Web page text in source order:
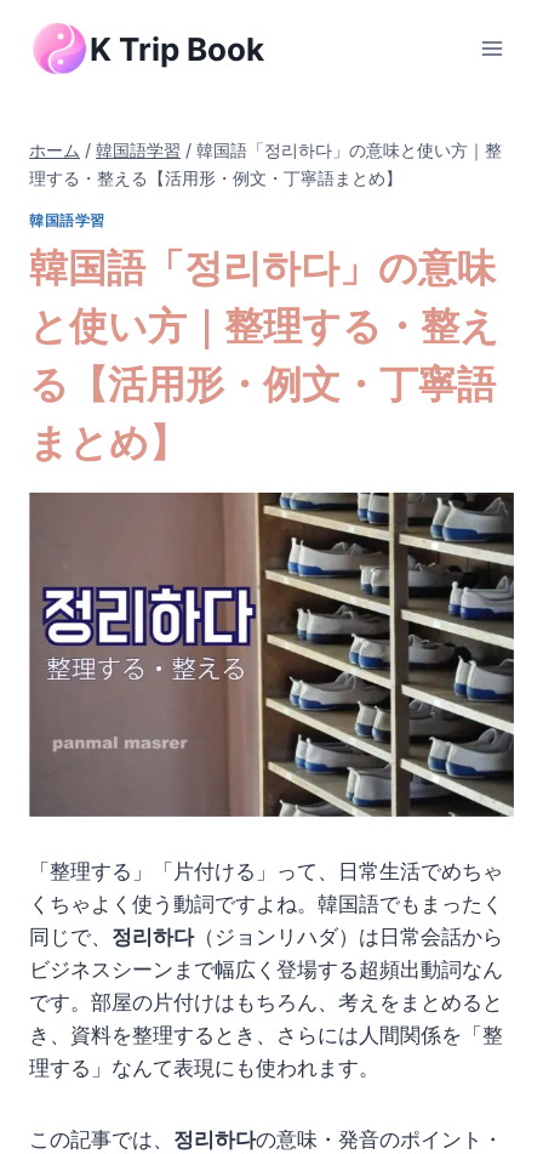
K Trip Book
ホーム / 韓国語学習 / 韓国語「정리하다」の意味と使い方｜整
理する・整える【活用形・例文・丁寧語まとめ】
韓国語学習
韓国語「정리하다」の意味
と使い方｜整理する・整え
る【活用形・例文・丁寧語
まとめ】
「整理する」「片付ける」って、日常生活でめちゃ
くちゃよく使う動詞ですよね。韓国語でもまったく
同じで、 정리하다（ジョンリハダ）は日常会話から
ビジネスシーンまで幅広く登場する超頻出動詞なん
です。部屋の片付けはもちろん、考えをまとめると
き、資料を整理するとき、さらには人間関係を「整
理する」なんて表現にも使われます。
この記事では、 정리하다の意味・発音のポイント・